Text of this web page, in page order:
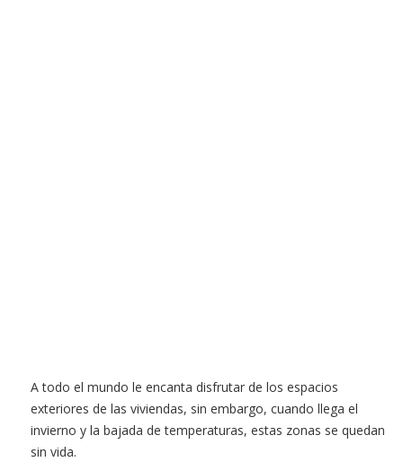
A todo el mundo le encanta disfrutar de los espacios
exteriores de las viviendas, sin embargo, cuando llega el
invierno y la bajada de temperaturas, estas zonas se quedan
sin vida.